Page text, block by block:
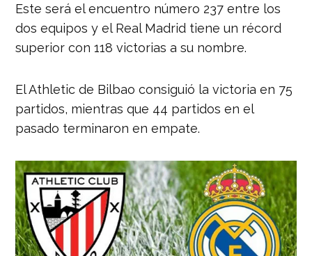
Este será el encuentro número 237 entre los
dos equipos y el Real Madrid tiene un récord
superior con 118 victorias a su nombre.
El Athletic de Bilbao consiguió la victoria en 75
partidos, mientras que 44 partidos en el
pasado terminaron en empate.